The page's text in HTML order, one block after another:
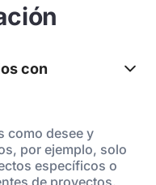
con
como desee y
por ejemplo, solo
específicos o
de proyectos.